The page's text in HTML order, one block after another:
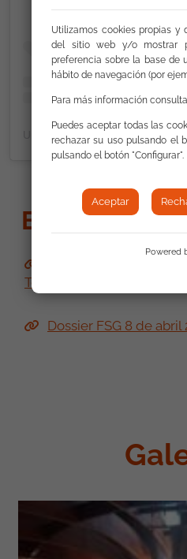
Enlaces
Together 2026 del
Dossier FSG 8 de abril
Utilizamos cookies propias y
del sitio web y/o mostrar
preferencia sobre la base de
hábito de navegación (por
Para más información
Puedes aceptar todas las
rechazar su uso pulsando el
pulsando el botón "Configurar".
Aceptar
Powered